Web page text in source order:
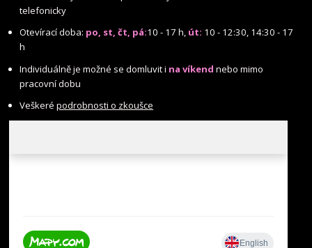
telefonicky
Otevírací doba: po, st, čt, pá:10 - 17 h, út: 10 - 12:30, 14:30 - 17
h
Individuálně je možné se domluvit i na víkend nebo mimo
pracovní dobu
Veškerépodrobnosti o zkoušce